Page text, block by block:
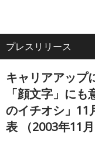
All
About
ホーム
企業情報
IR・投資家情報
キャリアアップ
「顔文字」に
のイチオシ」11
表 （2003年11月
プレスリリース